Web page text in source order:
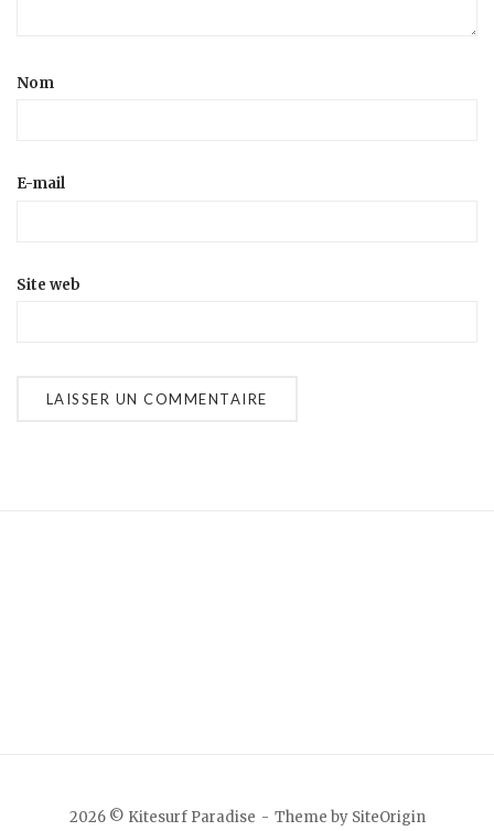
Nom
E-mail
Site web
2026 © Kitesurf Paradise Theme by SiteOrigin